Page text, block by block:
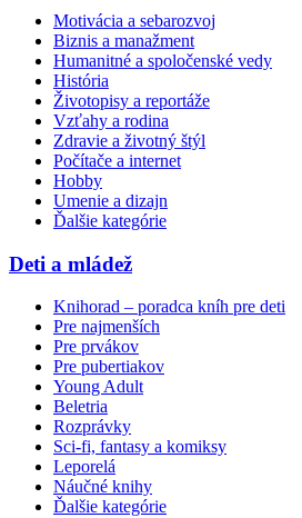
Motivácia a sebarozvoj
Biznis a manažment
Humanitné a spoločenské vedy
História
Životopisy a reportáže
Vzťahy a rodina
Zdravie a životný štýl
Počítače a internet
Hobby
Umenie a dizajn
Ďalšie kategórie
Deti a mládež
Knihorad – poradca kníh pre deti
Pre najmenších
Pre prvákov
Pre pubertiakov
Young Adult
Beletria
Rozprávky
Sci-fi, fantasy a komiksy
Leporelá
Náučné knihy
Ďalšie kategórie